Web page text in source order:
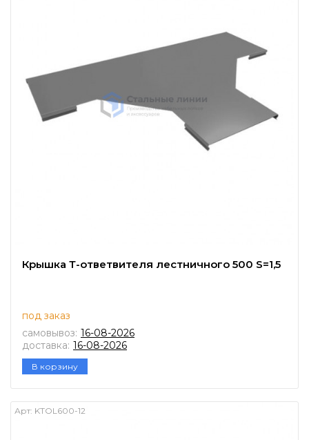
Крышка Т-ответвителя лестничного 500 S=1,5
под заказ
самовывоз: 16-08-2026
доставка: 16-08-2026
В корзину
Арт: KTOL600-12